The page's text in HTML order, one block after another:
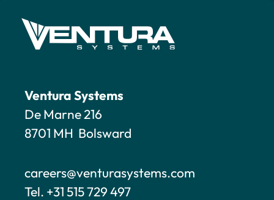
Ventura Systems
De Marne 216
8701 MH Bolsward
careers@venturasystems.com
Tel. +31 515 729 497